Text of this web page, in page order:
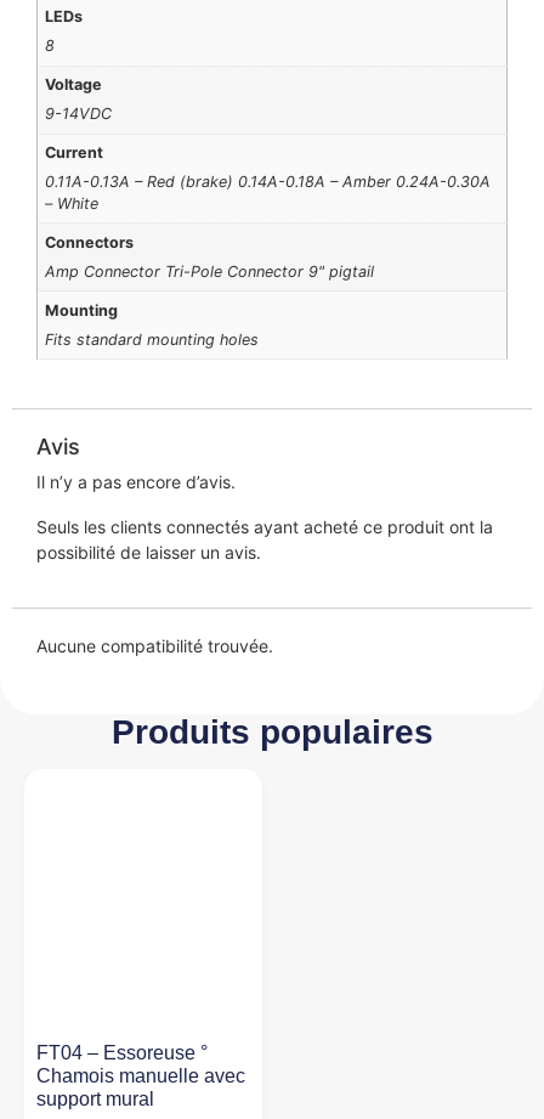
LEDs
8
Voltage
9-14VDC
Current
0.11A-0.13A – Red (brake) 0.14A-0.18A – Amber 0.24A-0.30A
– White
Connectors
Amp Connector Tri-Pole Connector 9" pigtail
Mounting
Fits standard mounting holes
Avis
Il n’y a pas encore d’avis.
Seuls les clients connectés ayant acheté ce produit ont la
possibilité de laisser un avis.
Aucune compatibilité trouvée.
Produits populaires
FT04 – Essoreuse °
Chamois manuelle avec
support mural